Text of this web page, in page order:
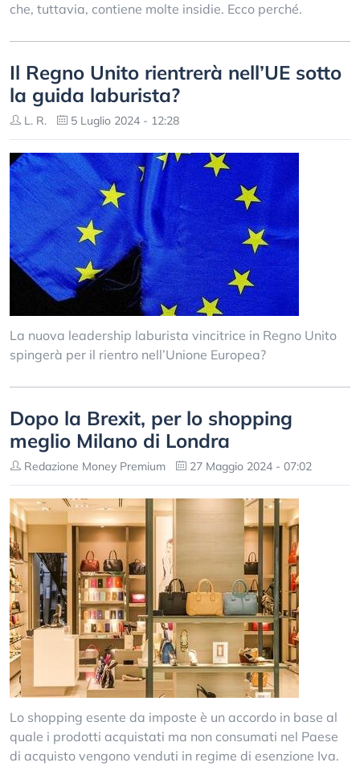
che, tuttavia, contiene molte insidie. Ecco perché.
Il Regno Unito rientrerà nell’UE sotto
la guida laburista?
L. R. 5 Luglio 2024 - 12:28
La nuova leadership laburista vincitrice in Regno Unito
spingerà per il rientro nell’Unione Europea?
Dopo la Brexit, per lo shopping
meglio Milano di Londra
Redazione Money Premium 27 Maggio 2024 - 07:02
Lo shopping esente da imposte è un accordo in base al
quale i prodotti acquistati ma non consumati nel Paese
di acquisto vengono venduti in regime di esenzione Iva.